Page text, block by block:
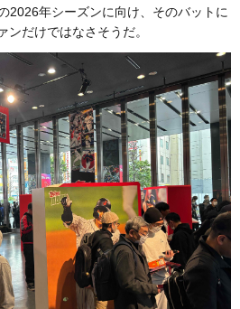
2026年シーズンに向け、そのバットに
だけではなさそうだ。